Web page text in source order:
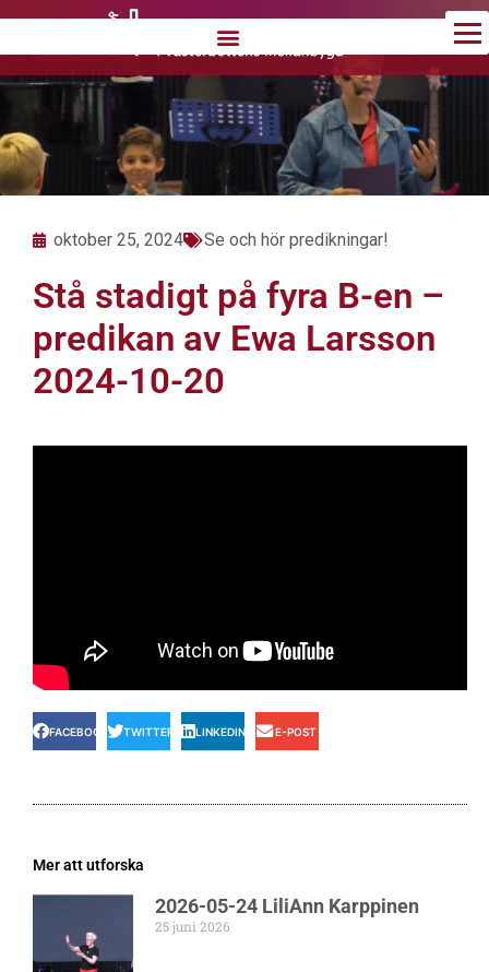
innehåll
oktober 25, 2024 Se och hör predikningar!
Stå stadigt på fyra B-en –
predikan av Ewa Larsson
2024-10-20
FACEBOOK TWITTER LINKEDIN E-POST
Mer att utforska
2026-05-24 LiliAnn Karppinen
25 juni 2026